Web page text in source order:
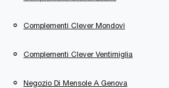
Complementi Clever Mondovì
Complementi Clever Ventimiglia
Negozio Di Mensole A Genova